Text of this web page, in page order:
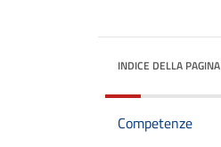
INDICE DELLA PAGINA
Competenze